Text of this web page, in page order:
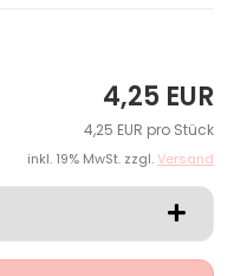
4,25 EUR
4,25 EUR pro Stück
inkl. 19% MwSt. zzgl.Versand